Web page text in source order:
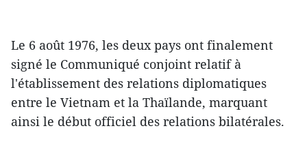
Le 6 août 1976, les deux pays ont finalement
signé le Communiqué conjoint relatif à
l'établissement des relations diplomatiques
entre le Vietnam et la Thaïlande, marquant
ainsi le début officiel des relations bilatérales.